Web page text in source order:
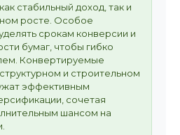
стабильный доход, так и
росте. Особое
срокам конверсии и
бумаг, чтобы гибко
Конвертируемые
и строительном
эффективным
сочетая
шансом на